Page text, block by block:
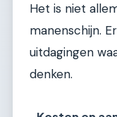
Het is niet
manenschijn.
uitdagingen
denken.